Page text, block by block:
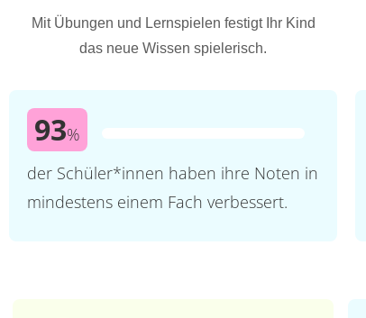
Mit Übungen und Lernspielen festigt Ihr Kind
das neue Wissen spielerisch.
93%
der Schüler*innen haben ihre Noten in
mindestens einem Fach verbessert.